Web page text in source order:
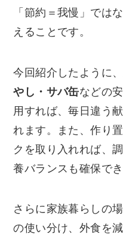
「節約＝我慢」では
えることです。
今回紹介したように、
やし・サバ缶などの
用すれば、毎日違う
れます。また、作り
クを取り入れれば、
養バランスも確保でき
さらに家族暮らしの
の使い分け、外食を